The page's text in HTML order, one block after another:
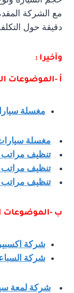
مع الشركة
دقيقة حول
وآخيرا :
أ -الموضوعات
مغسلة
مغسلة
تنظيف مراتب
تنظيف مراتب
تنظيف مراتب
ب -الموضوعات
شركة
شركة
شركة لمعة